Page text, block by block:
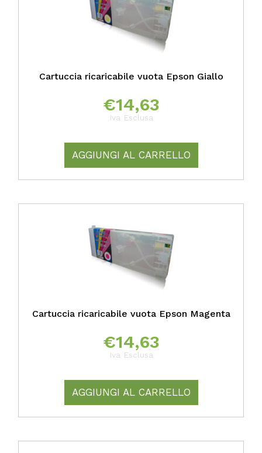
Cartuccia ricaricabile vuota Epson Giallo
€14,63
Iva Esclusa
AGGIUNGI AL CARRELLO
Cartuccia ricaricabile vuota Epson Magenta
€14,63
Iva Esclusa
AGGIUNGI AL CARRELLO